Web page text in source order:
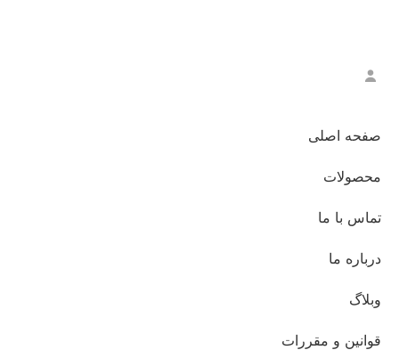
صفحه اصلی
محصولات
تماس با ما
درباره ما
وبلاگ
قوانین و مقررات